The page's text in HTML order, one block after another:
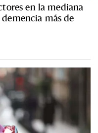
en la mediana
más de